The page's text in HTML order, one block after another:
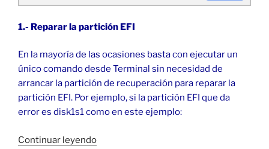
1.- Reparar la partición EFI
En la mayoría de las ocasiones basta con ejecutar un
único comando desde Terminal sin necesidad de
arrancar la partición de recuperación para reparar la
partición EFI. Por ejemplo, si la partición EFI que da
error es disk1s1 como en este ejemplo:
Continuar leyendo«Reparar